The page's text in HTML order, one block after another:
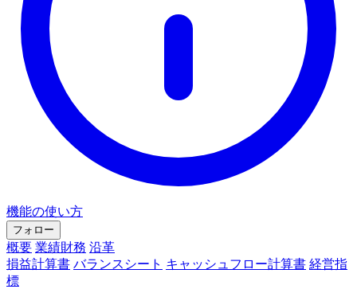
機能の使い方
フォロー
概要 業績財務 沿革
損益計算書 バランスシート キャッシュフロー計算書 経営指
標